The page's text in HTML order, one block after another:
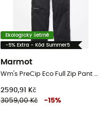
Ekologicky šetrné
-5% Extra - Kód Summer5
Marmot
Wm's PreCip Eco Full Zip Pant - Dámské nepromokavé kalhoty
2590,91 Kč
3059,00 Kč
-15%